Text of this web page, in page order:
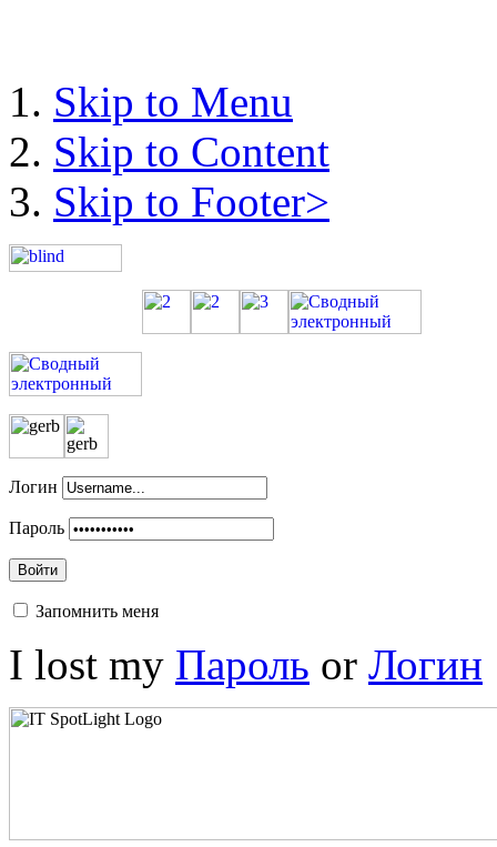
Skip to Menu
Skip to Content
Skip to Footer>
Логин
Пароль
Войти
Запомнить меня
I lost my Пароль or Логин